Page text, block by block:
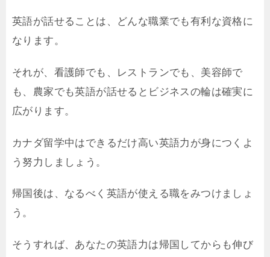
英語が話せることは、どんな職業でも有利な資格に
なります。
それが、看護師でも、レストランでも、美容師で
も、農家でも英語が話せるとビジネスの輪は確実に
広がります。
カナダ留学中はできるだけ高い英語力が身につくよ
う努力しましょう。
帰国後は、なるべく英語が使える職をみつけましょ
う。
そうすれば、あなたの英語力は帰国してからも伸び